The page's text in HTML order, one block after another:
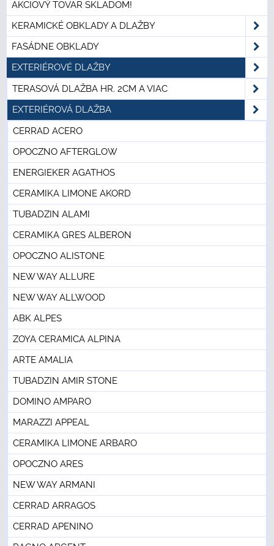
AKCIOVÝ TOVAR SKLADOM!
KERAMICKÉ OBKLADY A DLAŽBY
FASÁDNE OBKLADY
EXTERIÉROVÉ DLAŽBY
TERASOVÁ DLAŽBA HR. 2CM A VIAC
EXTERIÉROVÁ DLAŽBA
CERRAD ACERO
OPOCZNO AFTERGLOW
ENERGIEKER AGATHOS
CERAMIKA LIMONE AKORD
TUBADZIN ALAMI
CERAMIKA GRES ALBERON
OPOCZNO ALISTONE
NEW WAY ALLURE
NEW WAY ALLWOOD
ABK ALPES
ZOYA CERAMICA ALPINA
ARTE AMALIA
TUBADZIN AMIR STONE
DOMINO AMPARO
MARAZZI APPEAL
CERAMIKA LIMONE ARBARO
OPOCZNO ARES
NEW WAY ARMANI
CERRAD ARRAGOS
CERRAD APENINO